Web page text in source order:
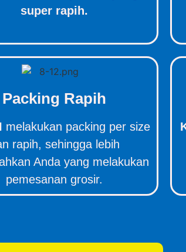
super rapih.
Packing Rapih
melakukan packing per size
rapih, sehingga lebih
Anda yang melakukan
pemesanan grosir.